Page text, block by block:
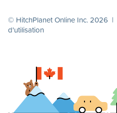
© HitchPlanet Online Inc. 2026 |
d'utilisation